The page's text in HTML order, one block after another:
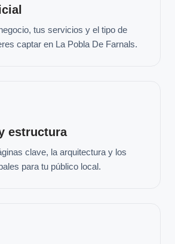
tus servicios y el tipo de
captar en La Pobla De Farnals.
estructura
clave, la arquitectura y los
para tu público local.